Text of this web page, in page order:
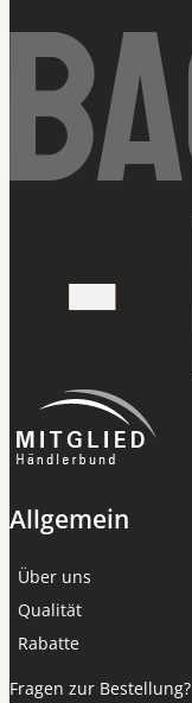
Allgemein
Über uns
Qualität
Rabatte
Fragen zur Bestellung?